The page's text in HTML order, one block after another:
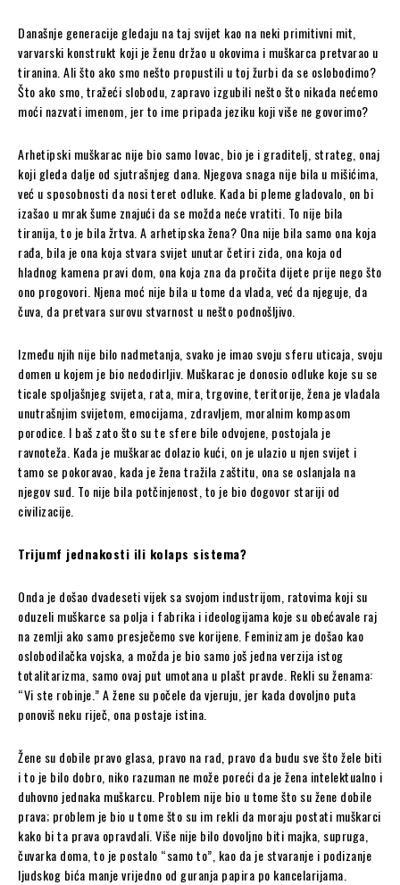
Današnje generacije gledaju na taj svijet kao na neki primitivni mit,
varvarski konstrukt koji je ženu držao u okovima i muškarca pretvarao u
tiranina. Ali što ako smo nešto propustili u toj žurbi da se oslobodimo?
Što ako smo, tražeći slobodu, zapravo izgubili nešto što nikada nećemo
moći nazvati imenom, jer to ime pripada jeziku koji više ne govorimo?
Arhetipski muškarac nije bio samo lovac, bio je i graditelj, strateg, onaj
koji gleda dalje od sjutrašnjeg dana. Njegova snaga nije bila u mišićima,
već u sposobnosti da nosi teret odluke. Kada bi pleme gladovalo, on bi
izašao u mrak šume znajući da se možda neće vratiti. To nije bila
tiranija, to je bila žrtva. A arhetipska žena? Ona nije bila samo ona koja
rađa, bila je ona koja stvara svijet unutar četiri zida, ona koja od
hladnog kamena pravi dom, ona koja zna da pročita dijete prije nego što
ono progovori. Njena moć nije bila u tome da vlada, već da njeguje, da
čuva, da pretvara surovu stvarnost u nešto podnošljivo.
Između njih nije bilo nadmetanja, svako je imao svoju sferu uticaja, svoju
domen u kojem je bio nedodirljiv. Muškarac je donosio odluke koje su se
ticale spoljašnjeg svijeta, rata, mira, trgovine, teritorije, žena je vladala
unutrašnjim svijetom, emocijama, zdravljem, moralnim kompasom
porodice. I baš zato što su te sfere bile odvojene, postojala je
ravnoteža. Kada je muškarac dolazio kući, on je ulazio u njen svijet i
tamo se pokoravao, kada je žena tražila zaštitu, ona se oslanjala na
njegov sud. To nije bila potčinjenost, to je bio dogovor stariji od
civilizacije.
Trijumf jednakosti ili kolaps sistema?
Onda je došao dvadeseti vijek sa svojom industrijom, ratovima koji su
oduzeli muškarce sa polja i fabrika i ideologijama koje su obećavale raj
na zemlji ako samo presječemo sve korijene. Feminizam je došao kao
oslobodilačka vojska, a možda je bio samo još jedna verzija istog
totalitarizma, samo ovaj put umotana u plašt pravde. Rekli su ženama:
“Vi ste robinje.” A žene su počele da vjeruju, jer kada dovoljno puta
ponoviš neku riječ, ona postaje istina.
Žene su dobile pravo glasa, pravo na rad, pravo da budu sve što žele biti
i to je bilo dobro, niko razuman ne može poreći da je žena intelektualno i
duhovno jednaka muškarcu. Problem nije bio u tome što su žene dobile
prava; problem je bio u tome što su im rekli da moraju postati muškarci
kako bi ta prava opravdali. Više nije bilo dovoljno biti majka, supruga,
čuvarka doma, to je postalo “samo to”, kao da je stvaranje i podizanje
ljudskog bića manje vrijedno od guranja papira po kancelarijama.